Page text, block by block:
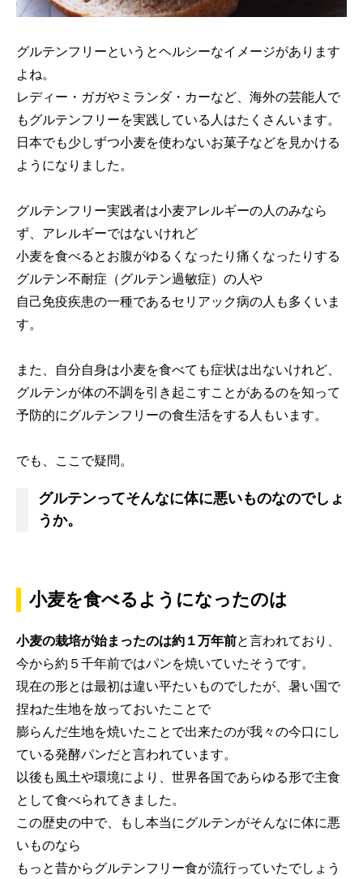
グルテンフリーというとヘルシーなイメージがあります
よね。
レディー・ガガやミランダ・カーなど、海外の芸能人で
もグルテンフリーを実践している人はたくさんいます。
日本でも少しずつ小麦を使わないお菓子などを見かける
ようになりました。
グルテンフリー実践者は小麦アレルギーの人のみなら
ず、アレルギーではないけれど
小麦を食べるとお腹がゆるくなったり痛くなったりする
グルテン不耐症（グルテン過敏症）の人や
自己免疫疾患の一種であるセリアック病の人も多くいま
す。
また、自分自身は小麦を食べても症状は出ないけれど、
グルテンが体の不調を引き起こすことがあるのを知って
予防的にグルテンフリーの食生活をする人もいます。
でも、ここで疑問。
グルテンってそんなに体に悪いものなのでしょ
うか。
小麦を食べるようになったのは
小麦の栽培が始まったのは約１万年前と言われており、
今から約５千年前ではパンを焼いていたそうです。
現在の形とは最初は違い平たいものでしたが、暑い国で
捏ねた生地を放っておいたことで
膨らんだ生地を焼いたことで出来たのが我々の今口にし
ている発酵パンだと言われています。
以後も風土や環境により、世界各国であらゆる形で主食
として食べられてきました。
この歴史の中で、もし本当にグルテンがそんなに体に悪
いものなら
もっと昔からグルテンフリー食が流行っていたでしょう